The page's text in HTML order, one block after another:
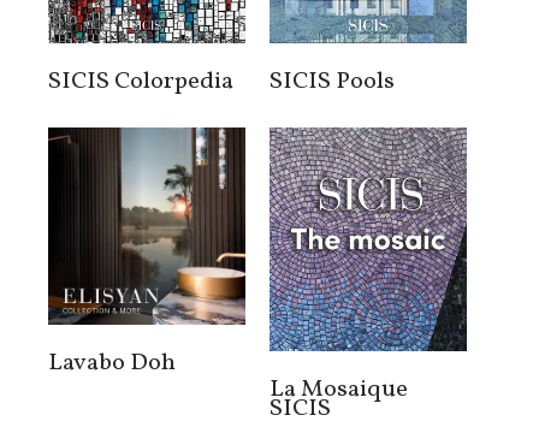
SICIS Colorpedia SICIS Pools
Lavabo Doh
La Mosaique
SICIS